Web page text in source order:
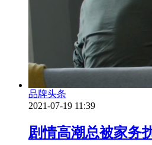
品牌头条
2021-07-19 11:39
剧情高潮总被家务